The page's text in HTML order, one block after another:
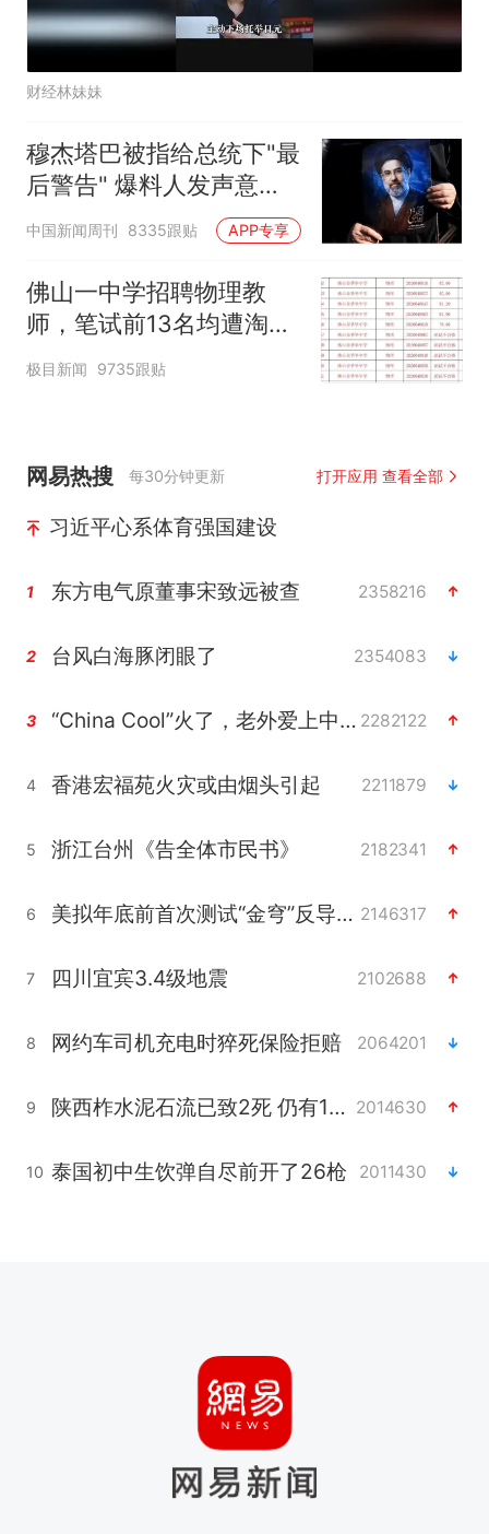
财经林妹妹
穆杰塔巴被指给总统下"最
后警告" 爆料人发声意味
深长
中国新闻周刊 8335跟贴 APP专享
佛山一中学招聘物理教
师，笔试前13名均遭淘
汰？教育局：已叫停招
极目新闻 9735跟贴
网易热搜 每30分钟更新 打开应用 查看全部
习近平心系体育强国建设
1 东方电气原董事宋致远被查 2358216
2 台风白海豚闭眼了 2354083
3 “China Cool”火了，老外爱上中国避暑游 2282122
4 香港宏福苑火灾或由烟头引起 2211879
5 浙江台州《告全体市民书》 2182341
6 美拟年底前首次测试“金穹”反导系统 2146317
7 四川宜宾3.4级地震 2102688
8 网约车司机充电时猝死保险拒赔 2064201
9 陕西柞水泥石流已致2死 仍有1人失联 2014630
10 泰国初中生饮弹自尽前开了26枪 2011430